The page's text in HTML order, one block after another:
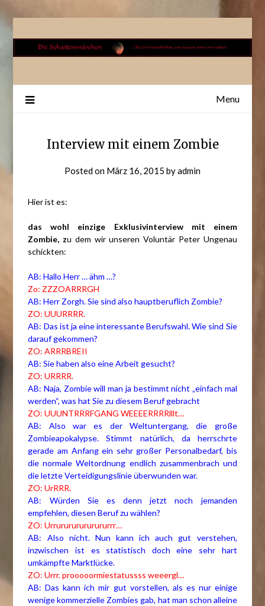
to
content
Menu
Interview mit einem Zombie
Posted on März 16, 2015 byadmin
Hier ist es:
das wohl einzige Exklusivinterview mit einem
Zombie, zu dem wir unseren Voluntär Peter Ungenau
schickten:
AB: Hallo Herr … ähm …?
Zo: ZZZOARRRGH
AB: Herr Zorgh. Sie sind also hauptberuflich Zombie?
ZO: UUURRRR.
AB: Das ist ja eine interessante Berufswahl. Wie sind Sie
darauf gekommen?
ZO: ARRRBREII
AB: Sie haben also eine Arbeit gesucht?
ZO: URRRR.
AB: Naja, Zombie will man ja bestimmt nicht „einfach mal
werden“, was hat Sie zu diesem Beruf gebracht
ZO: UUUNTRRRFGANG WEEEERRRRlllt…
AB: Also war es der Weltuntergang, die große
Zombieapokalypse. Stimmt natürlich, da herrschrte
gerade am Anfang ein sehr großer Personalbedarf, bis
die normale Weltordnung endlich zusammenbrach und
die letzte Verteidigungslinie überwunden war.
ZO: UrRRR.
AB: Würden Sie es denn jetzt noch jemanden
empfehlen, diesen Beruf zu wählen?
ZO: Urrurururururururrr…
AB: Also nicht. Nun kann ich auch gut verstehen,
inzwischen ist es statistisch doch eine sehr hart
umkämpfte Marktlücke.
ZO: Urrr. prooooormiestatussss weeergl…
AB: Das kann ich mir gut vorstellen, als es nur einige
wenige kommerzielle Zombies gab, hat man schon alleine